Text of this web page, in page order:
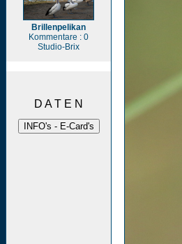
Brillenpelikan
Kommentare : 0
Studio-Brix
D A T E N